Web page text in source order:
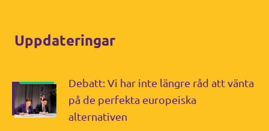
Uppdateringar
Debatt: Vi har inte längre råd att vänta
på de perfekta europeiska
alternativen